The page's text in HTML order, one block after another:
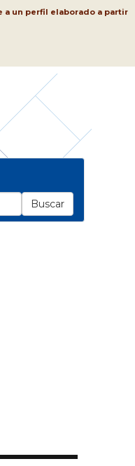
a un perfil elaborado a partir
Buscar